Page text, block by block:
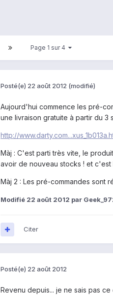
Page 1 sur 4
Posté(e) 22 août 2012 (modifié)
Aujourd'hui commence les pré-
une livraison gratuite à partir du 3
http://
Màj : C'est parti très vite, le
avoir de nouveau stocks ! et c'est
Màj 2 : Les pré-commandes sont
Modifié 22 août 2012 par
Citer
Posté(e) 22 août 2012
Revenu depuis... je ne sais pas